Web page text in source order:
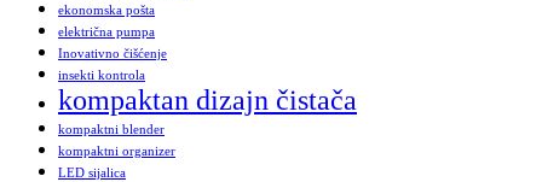
ekonomska pošta
električna pumpa
Inovativno čišćenje
insekti kontrola
kompaktan dizajn čistača
kompaktni blender
kompaktni organizer
LED sijalica